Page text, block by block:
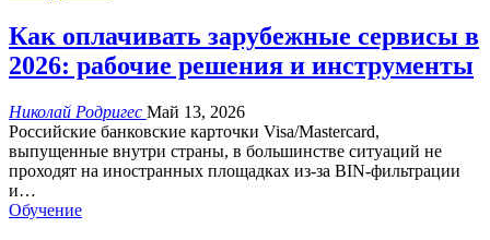
Как оплачивать зарубежные сервисы в
2026: рабочие решения и инструменты
Николай Родригес Май 13, 2026
Российские банковские карточки Visa/Mastercard,
выпущенные внутри страны, в большинстве ситуаций не
проходят на иностранных площадках из-за BIN-фильтрации
и…
Обучение